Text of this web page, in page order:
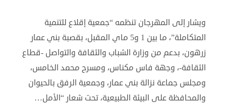
ويشار إلى المهرجان تنظمه “جمعية إقلاع للتنمية
المتكاملة”، ما بين 1 و5 ماي المقبل، بقصبة بني عمار
زرهون، بدعم من وزارة الشباب والثقافة والتواصل -قطاع
الثقافة-، وجهة فاس مكناس، ومسرح محمد الخامس،
ومجلس جماعة نزالة بني عمار، وجمعية الرفق بالحيوان
والمحافظة على البيئة الطبيعية، تحت شعار “الأمل…